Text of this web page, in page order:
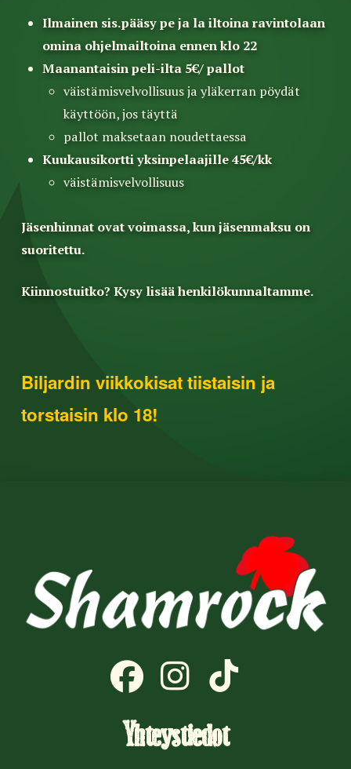
Ilmainen sis.pääsy pe ja la iltoina ravintolaan
omina ohjelmailtoina ennen klo 22
Maanantaisin peli-ilta 5€/ pallot
väistämisvelvollisuus ja yläkerran pöydät
käyttöön, jos täyttä
pallot maksetaan noudettaessa
Kuukausikortti yksinpelaajille 45€/kk
väistämisvelvollisuus
Jäsenhinnat ovat voimassa, kun jäsenmaksu on
suoritettu.
Kiinnostuitko? Kysy lisää henkilökunnaltamme.
Biljardin viikkokisat tiistaisin ja
torstaisin klo 18!
Yhteystiedot